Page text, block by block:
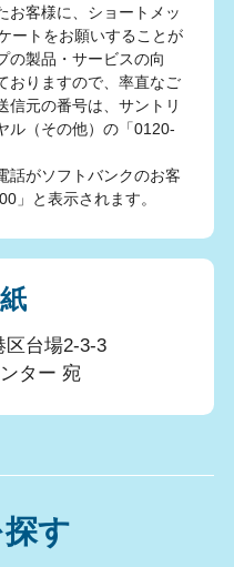
お客様に、ショートメッ
ートをお願いすることが
の製品・サービスの向
おりますので、率直なご
信元の番号は、サントリ
ル（その他）の「0120-
話がソフトバンクのお客
」と表示されます。
区台場2-3-3
ター 宛
す